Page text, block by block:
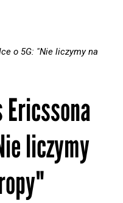
o 5G: "Nie liczymy na
Ericssona
liczymy